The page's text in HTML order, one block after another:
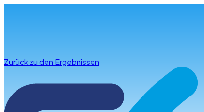
Zurück zu den Ergebnissen